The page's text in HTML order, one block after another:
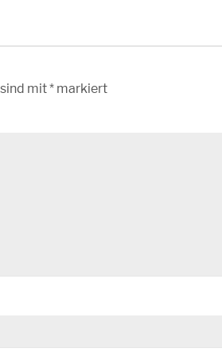
mit* markiert